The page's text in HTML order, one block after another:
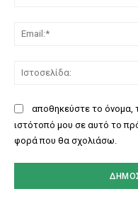
αποθηκεύστε το όνομα,
ιστότοπό μου σε αυτό το
φορά που θα σχολιάσω.